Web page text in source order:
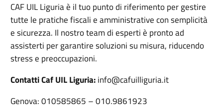
CAF UIL Liguria è il tuo punto di riferimento per gestire
tutte le pratiche fiscali e amministrative con semplicità
e sicurezza. Il nostro team di esperti è pronto ad
assisterti per garantire soluzioni su misura, riducendo
stress e preoccupazioni.
Contatti Caf UIL Liguria:info@cafuilliguria.it
Genova: 010585865 – 010.9861923